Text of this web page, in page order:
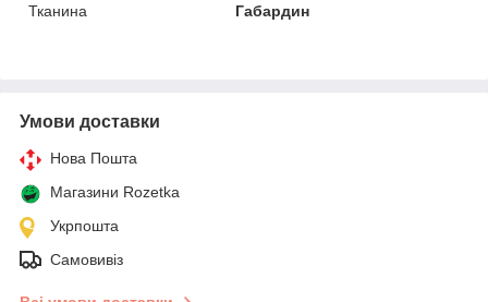
Тканина
Габардин
Умови доставки
Нова Пошта
Магазини Rozetka
Укрпошта
Самовивіз